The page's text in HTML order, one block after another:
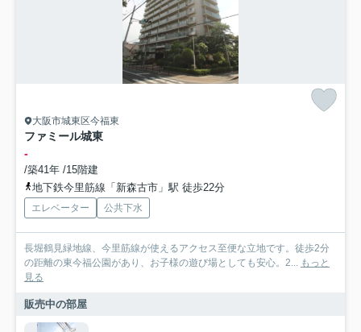
大阪市城東区今福東
ファミール城東
-
/築41年 /15階建
地下鉄今里筋線「新森古市」駅 徒歩22分
エレベーター 公共下水
長堀鶴見緑地線、今里筋線が使えるアクセス至便な立地です。徒歩2分
の距離の東今福公園があり、お子様の遊び場としても安心。2... もっと
見る
販売中の部屋